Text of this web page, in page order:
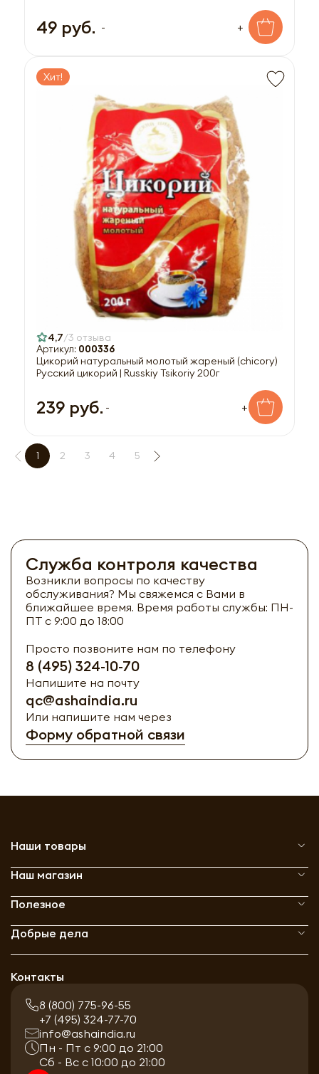
49 руб. - +
Хит!
4,7 3 отзыва
Артикул: 000336
Цикорий натуральный молотый жареный (chicory)
Русский цикорий | Russkiy Tsikoriy 200г
239 руб. - +
1 2 3 4 5
Служба контроля качества
Возникли вопросы по качеству
обслуживания? Мы свяжемся с Вами в
ближайшее время. Время работы службы: ПН-
ПТ с 9:00 до 18:00
Просто позвоните нам по телефону
8 (495) 324-10-70
Напишите на почту
qc@ashaindia.ru
Или напишите нам через
Форму обратной связи
Наши товары
Наш магазин
Полезное
Добрые дела
Контакты
8 (800) 775-96-55
+7 (495) 324-77-70
info@ashaindia.ru
Пн - Пт с 9:00 до 21:00
Сб - Вс с 10:00 до 21:00